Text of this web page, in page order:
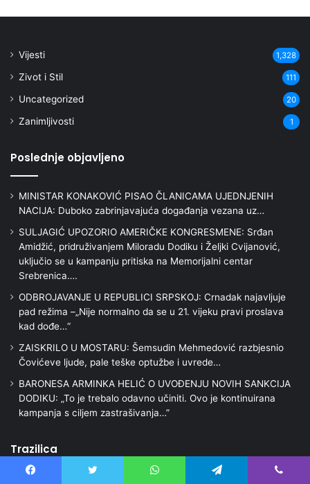
Vijesti 1,328
Zivot i Stil 111
Uncategorized 20
Zanimljivosti 1
Poslednje objavljeno
MINISTAR KONAKOVIĆ PISAO ČLANICAMA UJEDNJENIH
NACIJA: Duboko zabrinjavajuća događanja vezana uz…
SULJAGIĆ UPOZORIO AMERIČKE KONGRESMENE: Srđan
Amidžić, pridruživanjem Miloradu Dodiku i Željki Cvijanović,
uključio se u kampanju pritiska na Memorijalni centar
Srebrenica….
ODBROJAVANJE U REPUBLICI SRPSKOJ: Crnadak najavljuje
pad režima –„Nije normalno da se u 21. vijeku pravi proslava
kad dođe…“
ZAISKRILO U MOSTARU: Šemsudin Mehmedović razbjesnio
Čovićeve ljude, pale teške optužbe i uvrede…
BARONESA ARMINKA HELIĆ O UVOĐENJU NOVIH SANKCIJA
DODIKU: „To je trebalo odavno učiniti. Ovo je kontinuirana
kampanja s ciljem zastrašivanja…”
Trazilica